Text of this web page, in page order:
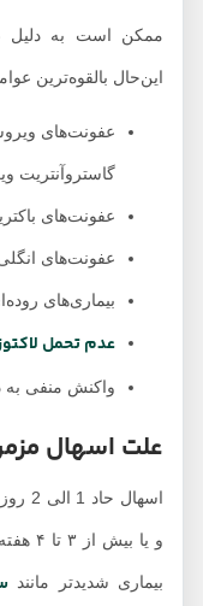
ممکن است به دلیل
این‌حال بالقوه‌ترین عوامل
عفونت‌های ویروسی
گاستروآنتریت
عفونت‌های
عفونت‌های انگلی
بیماری‌های روده‌ای
عدم تحمل لاکتوز
واکنش منفی به دارو
علت اسهال
اسهال حاد
و یا بیش از
بیماری شدیدتر مانند